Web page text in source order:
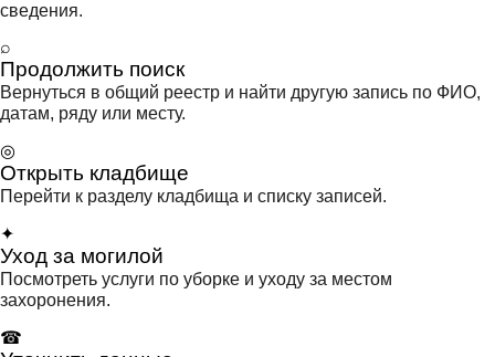
сведения.
⌕
Продолжить поиск
Вернуться в общий реестр и найти другую запись по ФИО,
датам, ряду или месту.
◎
Открыть кладбище
Перейти к разделу кладбища и списку записей.
✦
Уход за могилой
Посмотреть услуги по уборке и уходу за местом
захоронения.
☎